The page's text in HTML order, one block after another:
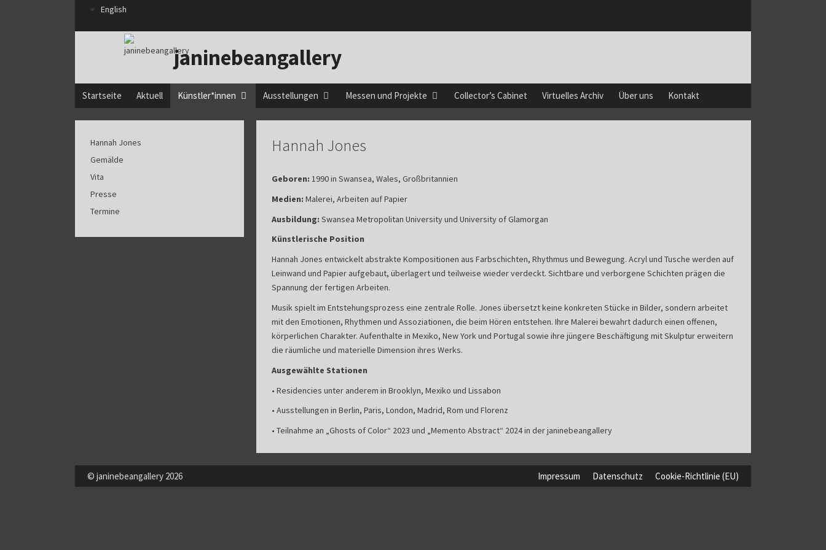
English
janinebeangallery
Startseite Aktuell Künstler*innen Ausstellungen Messen und Projekte Collector’s Cabinet Virtuelles Archiv Über uns Kontakt
Hannah Jones
Geboren: 1990 in Swansea, Wales, Großbritannien
Medien: Malerei, Arbeiten auf Papier
Ausbildung: Swansea Metropolitan University und University of Glamorgan
Künstlerische Position
Hannah Jones entwickelt abstrakte Kompositionen aus Farbschichten, Rhythmus und Bewegung. Acryl und Tusche werden auf
Leinwand und Papier aufgebaut, überlagert und teilweise wieder verdeckt. Sichtbare und verborgene Schichten prägen die
Spannung der fertigen Arbeiten.
Musik spielt im Entstehungsprozess eine zentrale Rolle. Jones übersetzt keine konkreten Stücke in Bilder, sondern arbeitet
mit den Emotionen, Rhythmen und Assoziationen, die beim Hören entstehen. Ihre Malerei bewahrt dadurch einen offenen,
körperlichen Charakter. Aufenthalte in Mexiko, New York und Portugal sowie ihre jüngere Beschäftigung mit Skulptur erweitern
die räumliche und materielle Dimension ihres Werks.
Ausgewählte Stationen
• Residencies unter anderem in Brooklyn, Mexiko und Lissabon
• Ausstellungen in Berlin, Paris, London, Madrid, Rom und Florenz
• Teilnahme an „Ghosts of Color“ 2023 und „Memento Abstract“ 2024 in der janinebeangallery
Hannah Jones
Gemälde
Vita
Presse
Termine
Impressum Datenschutz Cookie-Richtlinie (EU)
© janinebeangallery 2026